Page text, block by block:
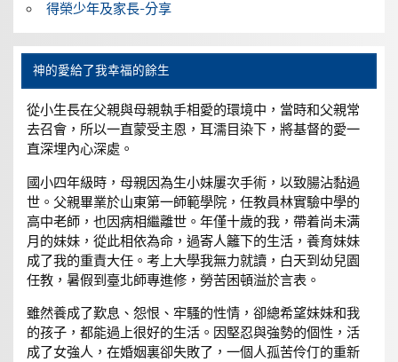
得榮少年及家長-分享
神的愛給了我幸福的餘生
從小生長在父親與母親執手相愛的環境中，當時和父親常
去召會，所以一直蒙受主恩，耳濡目染下，將基督的愛一
直深埋內心深處。
國小四年級時，母親因為生小妹屢次手術，以致腸沾黏過
世。父親畢業於山東第一師範學院，任教員林實驗中學的
高中老師，也因病相繼離世。年僅十歲的我，帶着尚未满
月的妹妹，從此相依為命，過寄人籬下的生活，養育妹妹
成了我的重責大任。考上大學我無力就讀，白天到幼兒園
任教，暑假到臺北師專進修，勞苦困頓溢於言表。
雖然養成了歎息、怨恨、牢騷的性情，卻總希望妹妹和我
的孩子，都能過上很好的生活。因堅忍與強勢的個性，活
成了女強人，在婚姻裏卻失敗了，一個人孤苦伶仃的重新